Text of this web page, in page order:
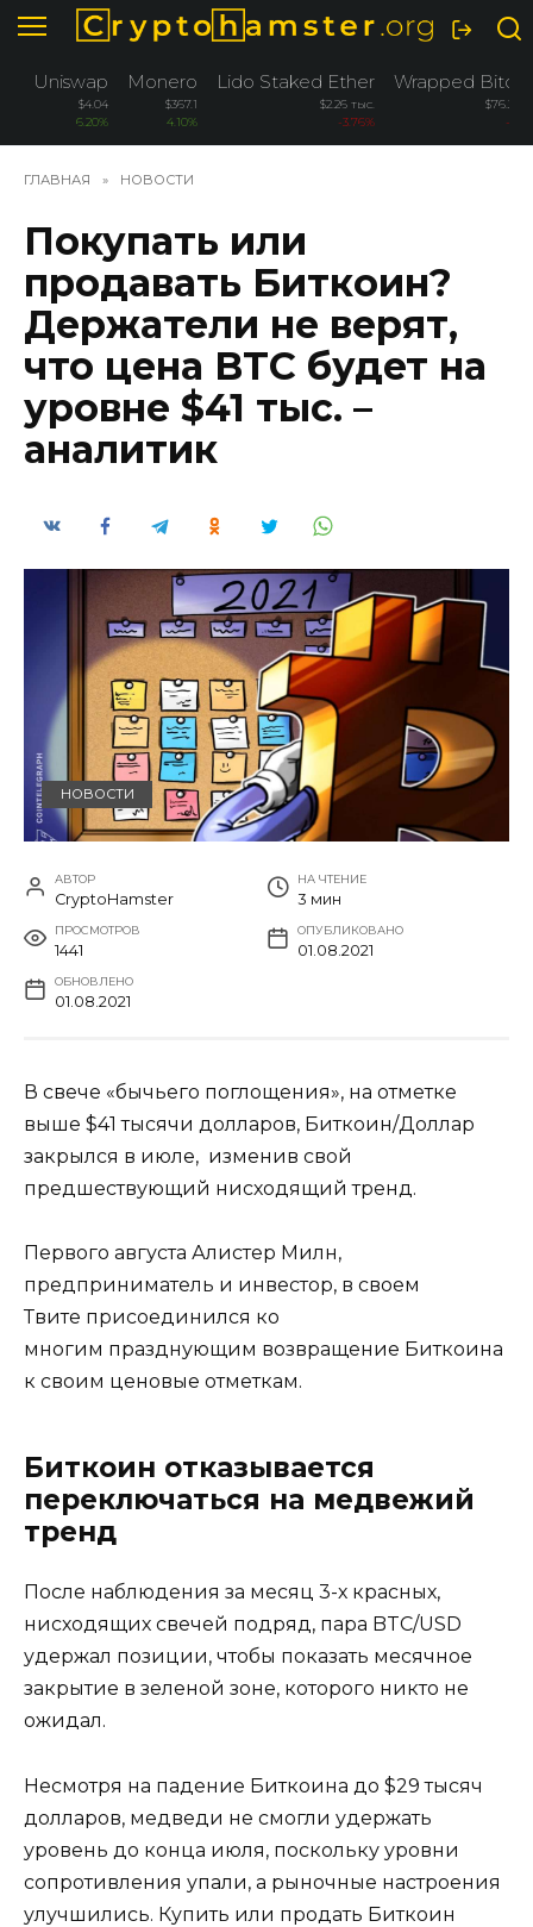
Перейти
содержанию
Uniswap
$4.04
6.20%
Monero
$367.1
4.10%
Lido Staked Ether
$2.26 тыс.
-3.76%
Wrapped
$76.2
-
ГЛАВНАЯ » НОВОСТИ
Покупать или
продавать Биткоин?
Держатели не верят,
что цена BTC будет на
уровне $41 тыс. –
аналитик
НОВОСТИ
АВТОР
CryptoHamster
НА ЧТЕНИЕ
3 мин
ПРОСМОТРОВ
1441
ОПУБЛИКОВАНО
01.08.2021
ОБНОВЛЕНО
01.08.2021
В свече «бычьего поглощения», на отметке
выше $41 тысячи долларов, Биткоин/Доллар
закрылся в июле, изменив свой
предшествующий нисходящий тренд.
Первого августа Алистер Милн,
предприниматель и инвестор, в своем
Твите присоединился ко
многим празднующим возвращение Биткоина
к своим ценовые отметкам.
Биткоин отказывается
переключаться на медвежий
тренд
После наблюдения за месяц 3-х красных,
нисходящих свечей подряд, пара BTC/USD
удержал позиции, чтобы показать месячное
закрытие в зеленой зоне, которого никто не
ожидал.
Несмотря на падение Биткоина до $29 тысяч
долларов, медведи не смогли удержать
уровень до конца июля, поскольку уровни
сопротивления упали, а рыночные настроения
улучшились. Купить или продать Биткоин